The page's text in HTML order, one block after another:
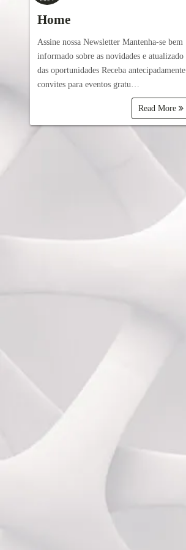
Home
Assine nossa Newsletter Mantenha-se bem
informado sobre as novidades e atualizado
das oportunidades Receba antecipadamente
convites para eventos gratu…
Read More